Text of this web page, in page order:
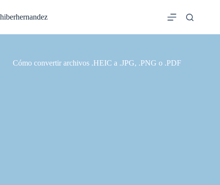
al
contenido
hiberhernandez
Cómo convertir archivos .HEIC a .JPG, .PNG o .PDF